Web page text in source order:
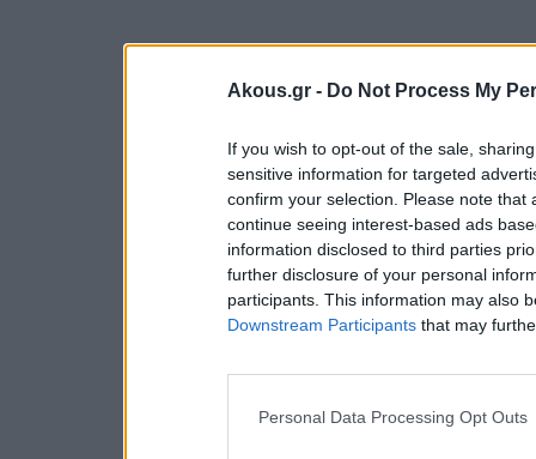
Akous.gr - Do Not Process My
If you wish to opt-out of the sale,
sensitive information for targeted
confirm your selection. Please note
continue seeing interest-based ads
information disclosed to third parties
further disclosure of your personal
participants. This information may also
Downstream Participants that may
Personal Data Processing Opt Outs